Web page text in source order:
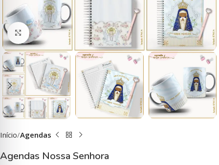
Clique para ampliar
Início Agendas
Agendas Nossa Senhora